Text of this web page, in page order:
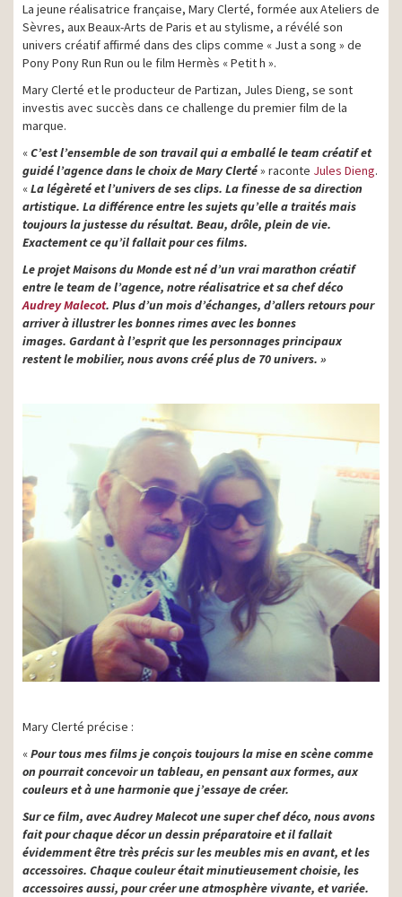
La jeune réalisatrice française, Mary Clerté, formée aux Ateliers de
Sèvres, aux Beaux-Arts de Paris et au stylisme, a révélé son
univers créatif affirmé dans des clips comme « Just a song » de
Pony Pony Run Run ou le film Hermès « Petit h ».
Mary Clerté et le producteur de Partizan, Jules Dieng, se sont
investis avec succès dans ce challenge du premier film de la
marque.
«C’est l’ensemble de son travail qui a emballé le team créatif et
guidé l’agence dans le choix de Mary Clerté» raconte Jules Dieng.
«La légèreté et l’univers de ses clips. La finesse de sa direction
artistique. La différence entre les sujets qu’elle a traités mais
toujours la justesse du résultat. Beau, drôle, plein de vie.
Exactement ce qu’il fallait pour ces films.
Le projet Maisons du Monde est né d’un vrai marathon créatif
entre le team de l’agence, notre réalisatrice et sa chef déco
Audrey Malecot. Plus d’un mois d’échanges, d’allers retours pour
arriver à illustrer les bonnes rimes avec les bonnes
images. Gardant à l’esprit que les personnages principaux
restent le mobilier, nous avons créé plus de 70 univers. »
Mary Clerté précise :
«Pour tous mes films je conçois toujours la mise en scène comme
on pourrait concevoir un tableau, en pensant aux formes, aux
couleurs et à une harmonie que j’essaye de créer.
Sur ce film, avec Audrey Malecot une super chef déco, nous avons
fait pour chaque décor un dessin préparatoire et il fallait
évidemment être très précis sur les meubles mis en avant, et les
accessoires. Chaque couleur était minutieusement choisie, les
accessoires aussi, pour créer une atmosphère vivante, et variée.